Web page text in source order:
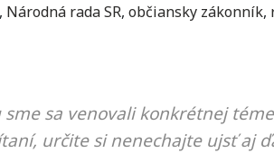
, Národná rada SR, občiansky zákonník,
sme sa venovali konkrétnej
určite si nenechajte ujsť aj